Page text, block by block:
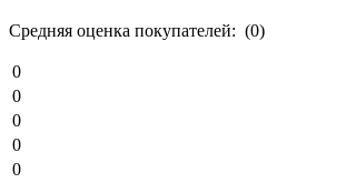
Средняя оценка покупателей: (0)
0
0
0
0
0